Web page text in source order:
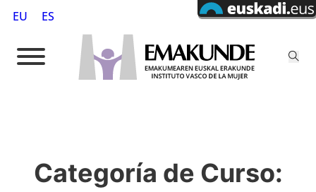
EU ES
Categoría de Curso: